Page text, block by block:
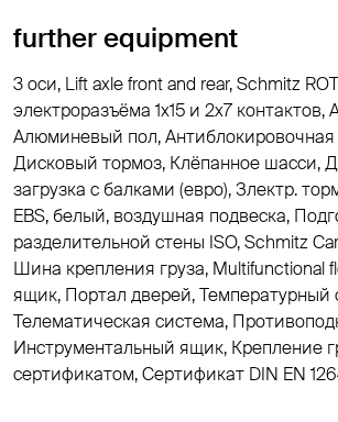
further equipment
3 оси, Lift axle front and rear, Schmitz
электроразъёма 1х15 и 2x7 контактов,
Алюминевый пол, Антиблокировочная
Дисковый тормоз, Клёпанное шасси,
загрузка с балками (евро), Злектр.
EBS, белый, воздушная подвеска,
разделительной стены ISO, Schmitz
Шина крепления груза, Multifunctional
ящик, Портал дверей, Температурный
Телематическая система,
Инструментальный ящик, Крепление
сертификатом, Cертификат DIN EN